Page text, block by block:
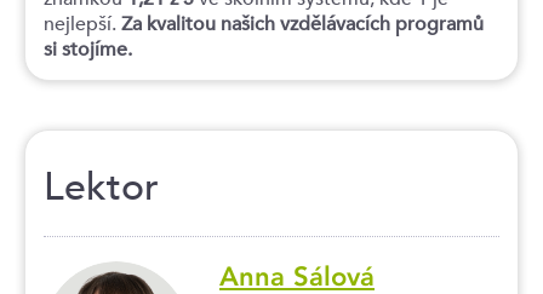
nejlepší. Za kvalitou našich vzdělávacích programů
si stojíme.
Lektor
Anna Sálová